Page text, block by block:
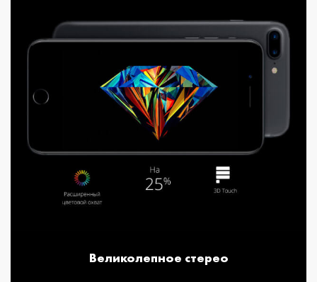
Великолепное стерео